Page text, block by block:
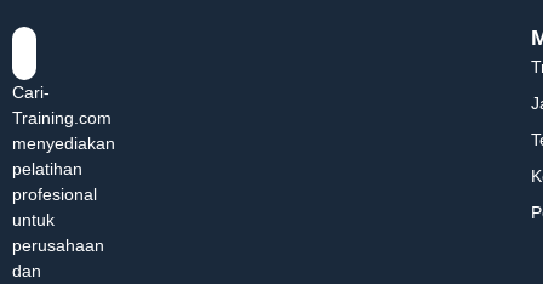
Cari-
Training.com
menyediakan
pelatihan
profesional
untuk
perusahaan
dan